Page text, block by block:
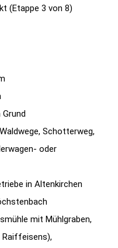
(Etappe 3 von 8)
Schotterweg,
oder
in Altenkirchen
mit Mühlgraben,
Raiffeisens),